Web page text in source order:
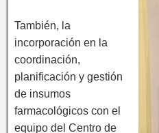
También, la
incorporación en la
coordinación,
planificación y gestión
de insumos
farmacológicos con el
equipo del Centro de